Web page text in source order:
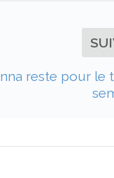
reste pour le